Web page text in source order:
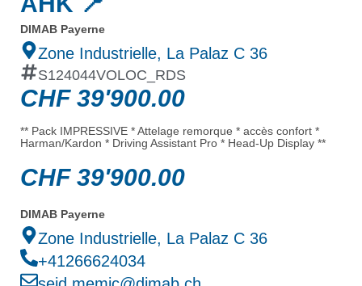
DIMAB Payerne
Zone Industrielle, La Palaz C 36
S124044VOLOC_RDS
CHF39'900.00
** Pack IMPRESSIVE * Attelage remorque * accès confort *
Harman/Kardon * Driving Assistant Pro * Head-Up Display **
CHF39'900.00
DIMAB Payerne
Zone Industrielle, La Palaz C 36
+41266624034